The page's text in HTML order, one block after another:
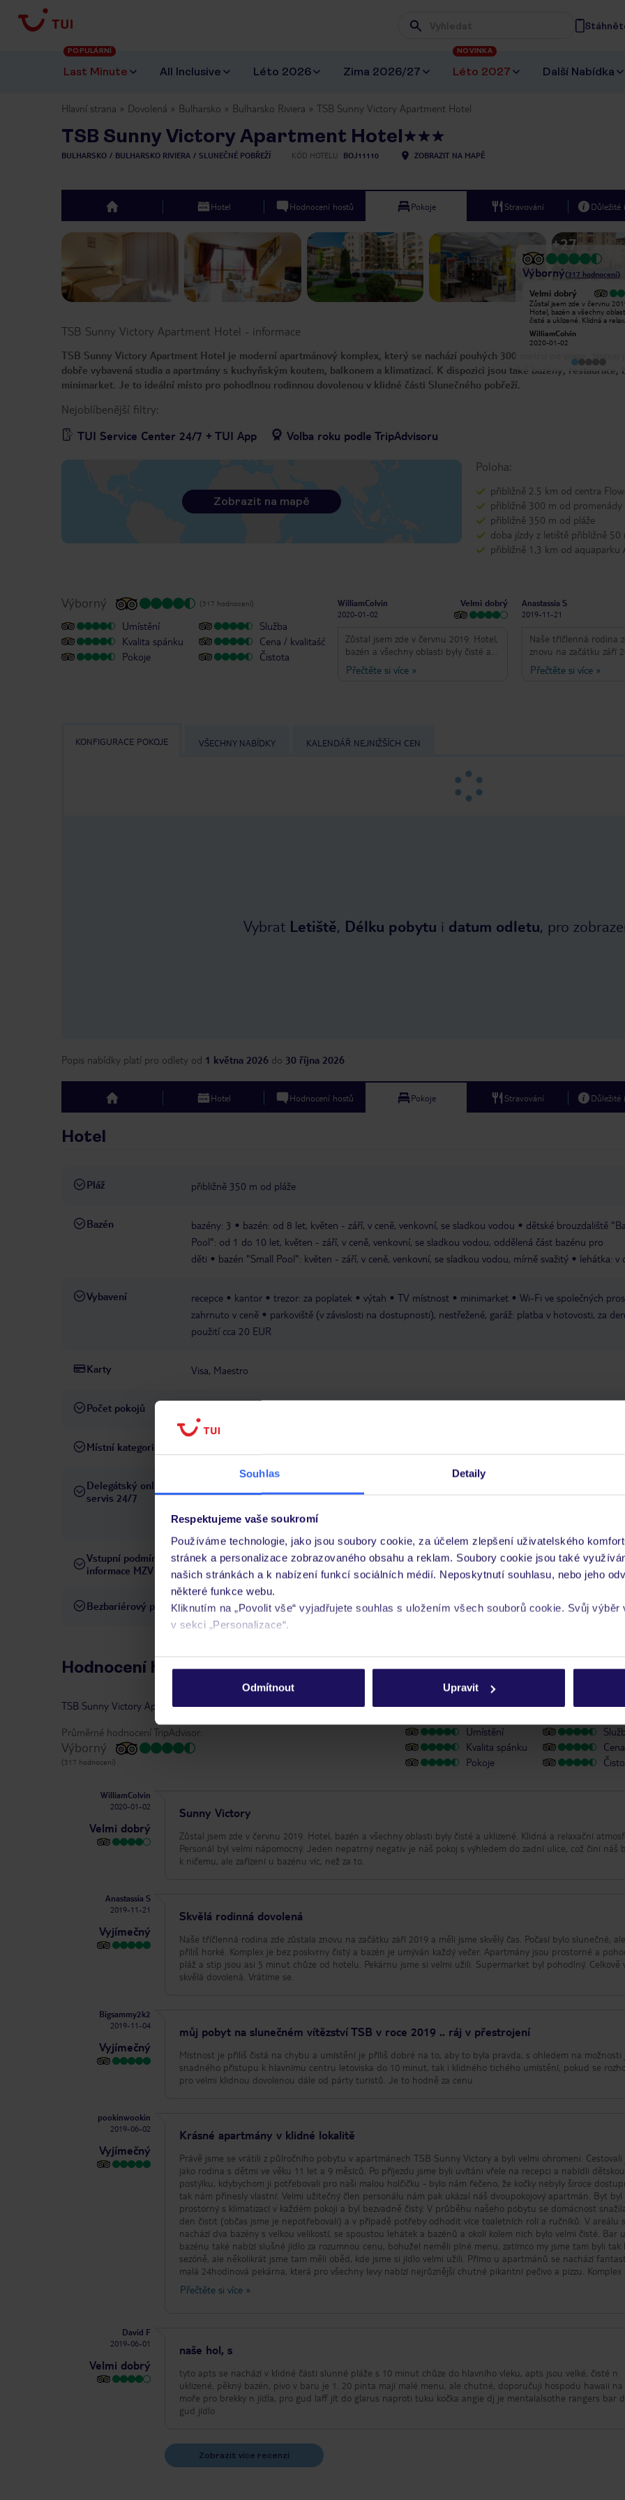
Souhlas Detaily
Respektujeme vaše soukromí
Používáme technologie, jako jsou soubory cookie, za účelem zlepšení uživatelského
stránek a personalizace zobrazovaného obsahu a reklam. Soubory cookie jsou také
našich stránkách a k nabízení funkcí sociálních médií. Neposkytnutí souhlasu, nebo jeho
některé funkce webu.
Kliknutím na „Povolit vše“ vyjadřujete souhlas s uložením všech souborů cookie. Svůj
v sekci „Personalizace“.
Podrobné informace o souborech cookie naleznete vzásadách používání souborů cookie
Odmítnout
Upravit
Wpisz frazę, której szukasz
Last Minute
POPULÁRNÍ
All Inclusive Léto 2026 Zima 2026/27 Léto 2027
NOVINKA
Další Nabídka
Hlavní strana Dovolená Bulharsko Bulharsko Riviera TSB Sunny Victory Apartment Hotel
TSB Sunny Victory Apartment Hotel
BULHARSKO BULHARSKO RIVIERA SLUNEČNÉ POBŘEŽÍ KÓD HOTELU BOJ11110 ZOBRAZIT NA MAPĚ
top Hotel Hodnocení hostů Pokoje Stravování Důležité
Previous slide +27
Výborný(317 hodnocení)
Velmi dobrý
tyto apts se nachází v klidné části
na břehu moře pro brekky n jídla,
pro gud laff jít do glarus naproti tuku
kočka angie dj je mentalalsothe
rangers bar dělá gud jídlo
Velmi dobrý
Zůstal jsem zde v červnu
Hotel, bazén a všechny
čisté a uklizené. Klidná a
nápomocný. Jeden nepatrný
je náš pokoj s výhledem do
ale zařízení u bazénu víc, než
WilliamColvin
2020-01-02
TSB Sunny Victory Apartment Hotel - informace
TSB Sunny Victory Apartment Hotel je moderní apartmánový komplex, který se nachází pouhých 300 metrů od pláže. Nabízí
dobře vybavená studia a apartmány s kuchyňským koutem, balkonem a klimatizací. K dispozici jsou také bazény, restaurace,
minimarket. Je to ideální místo pro pohodlnou rodinnou dovolenou v klidné části Slunečného pobřeží.
Nejoblíbenější filtry:
TUI Service Center 24/7 + TUI App
Volba roku podle TripAdvisoru
Poloha:
přibližně 2.5 km od centra
přibližně 300 m od promenády
přibližně 350 m od pláže
doba jízdy z letiště přibližně 50
přibližně 1,3 km od aquaparku
Zobrazit na mapě
Výborný (317 hodnocení)
Umístění
Kvalita spánku
Pokoje
Služba
Cena / kvalitaść
Čistota
WilliamColvin
2020-01-02
Velmi dobrý
Zůstal jsem zde v červnu 2019. Hotel,
bazén a všechny oblasti byly čisté a
uklizené. Klidná a relaxační
atmosféra. Personál byl velmi
Přečtěte si více »
Anastassia S
2019-11-21
Naše tříčlenná rodina
znovu na začátku září
jsme skvělý čas. Počasí
ale ne příliš horké.
Přečtěte si více»
KONFIGURACE POKOJE VŠECHNY NABÍDKY KALENDÁŘ NEJNIŽŠÍCH CEN
Vybrat Letiště, Délku pobytu i datum odletu, pro
Popis nabídky platí pro odlety od 1 května 2026 do 30 října 2026
top Hotel Hodnocení hostů Pokoje Stravování Důležité
Hotel
Pláž přibližně 350 m od pláže
Bazén bazény: 3 bazén: od 8 let, květen - září, v ceně, venkovní, se sladkou vodou
dětské brouzdaliště
Pool": od 1 do 10 let, květen - září, v ceně, venkovní, se sladkou vodou, oddělená část bazénu pro
děti
bazén "Small Pool": květen - září, v ceně, venkovní, se sladkou vodou, mírně svažitý lehátka: v
Vybavení recepce kantor trezor: za poplatek výtah TV místnost minimarket
Wi-Fi ve společných
zahrnuto v ceně
parkoviště (v závislosti na dostupnosti), nestřežené, garáž: platba v hotovosti, za
použití cca 20 EUR
Karty Visa, Maestro
Počet pokojů
Místní kategorie
Delegátský online
servis 24/7
pobytových místech a jazykových požadavcích naleznete na www.tui.cz v záložce
Vstupní podmínky a
informace MZV
Přečtěte si vstupní podmínky a informace MZV týkající se země, do které cestujete..
Bezbariérový přístup Hotel není vhodný pro osoby se zdravotním postižením
Hodnocení hostů
TSB Sunny Victory Apartment Hotel- hodnocení | vlastníkem recenze je TripAdvisor
Průměrné hodnocení TripAdvisor:
Výborný
(317 hodnocení)
Umístění
Kvalita spánku
Pokoje
WilliamColvin
2020-01-02
Velmi dobrý
Sunny Victory
Zůstal jsem zde v červnu 2019. Hotel, bazén a všechny oblasti byly čisté a uklizené. Klidná a relaxační
Personál byl velmi nápomocný. Jeden nepatrný negativ je náš pokoj s výhledem do zadní ulice, což činí náš
k ničemu, ale zařízení u bazénu víc, než za to.
Anastassia S
2019-11-21
Vyjímečný
Skvělá rodinná dovolená
Naše tříčlenná rodina zde zůstala znovu na začátku září 2019 a měli jsme skvělý čas. Počasí bylo slunečné,
příliš horké. Komplex je bez poskvrny čistý a bazén je umýván každý večer. Apartmány jsou prostorné a
pláž a stip jsou asi 5 minut chůze od hotelu. Pekárnu jsme si velmi užili. Supermarket byl pohodlný. Celkově
skvělá dovolená. Vrátíme se.
Bigsammy2k2
2019-11-04
Vyjímečný
můj pobyt na slunečném vítězství TSB v roce 2019 .. ráj v přestrojení
Místnost je příliš čistá na chybu a umístění je příliš dobré na to, aby to byla pravda, s ohledem na možnosti
snadného přístupu k hlavnímu centru letoviska do 10 minut, tak i klidného tichého umístění, pokud se
pro velmi klidnou dovolenou dále od párty turistů. Je to hodně za cenu
pookinwookin
2019-06-02
Vyjímečný
Krásné apartmány v klidné lokalitě
Právě jsme se vrátili z půlročního pobytu v apartmánech TSB Sunny Victory a byli velmi ohromeni. Cestovali
jako rodina s dětmi ve věku 11 let a 9 měsíců. Po příjezdu jsme byli uvítáni vřele na recepci a nabídli dětskou
postýlku, kdybychom ji potřebovali pro naši malou holčičku - bylo nám řečeno, že kočky nebyly široce
tak nám přinesly vlastní. Velmi užitečný člen personálu nám pak ukázal náš dvoupokojový apartmán. Byt byl
prostorný s klimatizací v každém pokoji a byl bezvadně čistý. V průběhu našeho pobytu se domácnost
den čistit (občas jsme je nepotřebovali) a v případě potřeby odhodit více toaletních rolí a ručníků. V areálu se
nachází dva bazény s velkou velikostí, se spoustou lehátek a bazénů a okolí kolem nich bylo velmi čisté. Bar u
bazénu také nabízí slušné jídlo za rozumnou cenu, bohužel neměli plné menu, zatímco my jsme tam byli tak
sezóně, ale několikrát jsme tam měli oběd, kde jsme si jídlo velmi užili. Přímo u apartmánů se nachází
malá 24hodinová pekárna, která pro všechny levy nabízí nejrůznější chutné pikantní pečivo a pizzu. Komplex
také malý 24hodinový supermarket, který zásobuje téměř vše, co potřebujete, a ceny jsou srovnatelné s
supermarketem přímo na silnici. Z hlediska umístění komplexu je na severním konci resortu a v klidnější části, která
oční masku nebo vyčerpat slepou ruku, pokud to považujete za problém. Za druhé, když jsme odcházeli ve 2.
hodin recepce chtěla zkontrolovat náš pokoj, než jsme odešli a požádali nás, abychom počkali, až to udělali,
jsme nemohli, protože náš autobusový transfer na letiště čekal. Pokud je to normální postup, bylo by užitečné
vědět předem, protože bychom mohli jít o 10 minut dříve, abychom to usnadnili. Neváhali bychom doporučit tento
krásný bytový komplex, byla to skvělá hodnota za peníze a překonalo naše očekávání.
Přečtěte si více »
David F
2019-06-01
Velmi dobrý
naše hol, s
tyto apts se nachází v klidné části slunné pláže s 10 minut chůze do hlavního vleku, apts jsou velké, čisté n
uklizené, pěkný bazén, pivo v baru je 1. 20 pinta mají malé menu, ale chutné, doporučuji hospodu hawaii
moře pro brekky n jídla, pro gud laff jít do glarus naproti tuku kočka angie dj je mentalalsothe rangers bar
gud jídlo
Zobrazit více recenzí